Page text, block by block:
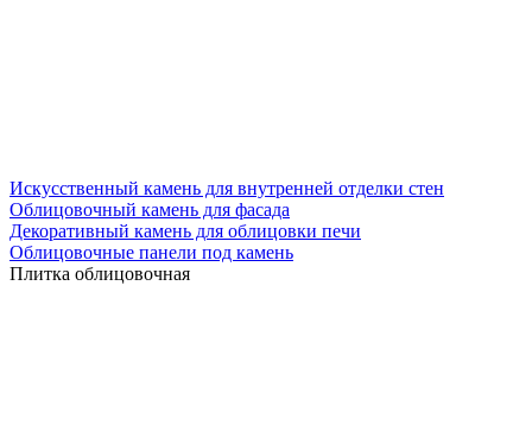
Искусственный камень для внутренней отделки стен
Облицовочный камень для фасада
Декоративный камень для облицовки печи
Облицовочные панели под камень
Плитка облицовочная